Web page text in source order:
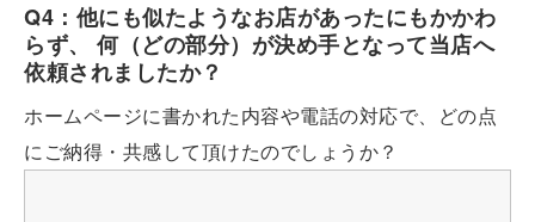
Q4：他にも似たようなお店があったにもかかわ
らず、 何（どの部分）が決め手となって当店へ
依頼されましたか？
ホームページに書かれた内容や電話の対応で、どの点
にご納得・共感して頂けたのでしょうか？